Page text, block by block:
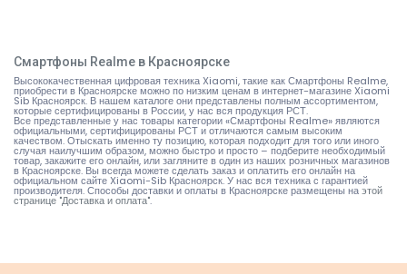
Смартфоны Realme в Красноярске
Высококачественная цифровая техника Xiaomi, такие как Смартфоны Realme,
приобрести в Красноярске можно по низким ценам в интернет-магазине Xiaomi
Sib Красноярск. В нашем каталоге они представлены полным ассортиментом,
которые сертифицированы в России, у нас вся продукция РСТ.
Все представленные у нас товары категории «Смартфоны Realme» являются
официальными, сертифицированы РСТ и отличаются самым высоким
качеством. Отыскать именно ту позицию, которая подходит для того или иного
случая наилучшим образом, можно быстро и просто – подберите необходимый
товар, закажите его онлайн, или загляните в один из наших розничных магазинов
в Красноярске. Вы всегда можете сделать заказ и оплатить его онлайн на
официальном сайте Xiaomi-Sib Красноярск. У нас вся техника с гарантией
производителя. Способы доставки и оплаты в Красноярске размещены наэтой
странице "Доставка и оплата".